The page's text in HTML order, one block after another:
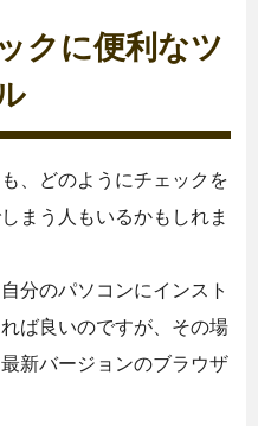
クに便利なツ
、どのようにチェックを
まう人もいるかもしれま
分のパソコンにインスト
ば良いのですが、その場
新バージョンのブラウザ